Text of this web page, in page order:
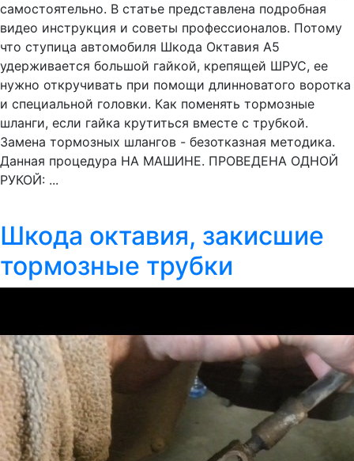
самостоятельно. В статье представлена подробная
видео инструкция и советы профессионалов. Потому
что ступица автомобиля Шкода Октавия А5
удерживается большой гайкой, крепящей ШРУС, ее
нужно откручивать при помощи длинноватого воротка
и специальной головки. Как поменять тормозные
шланги, если гайка крутиться вместе с трубкой.
Замена тормозных шлангов - безотказная методика.
Данная процедура НА МАШИНЕ. ПРОВЕДЕНА ОДНОЙ
РУКОЙ: ...
Шкода октавия, закисшие
тормозные трубки